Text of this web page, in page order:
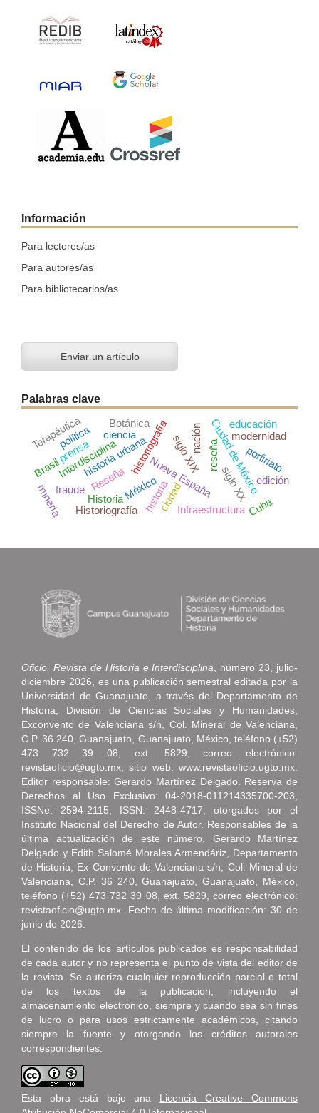
Información
Para lectores/as
Para autores/as
Para bibliotecarios/as
Enviar un artículo
Palabras clave
México
Historia
historiografíasiglo XIX
Nueva España
historia urbana
historia
reseña
Ciudad de México
Reseña
Interdisciplina
ciencia
siglo XX
prensa
fraude ciudadInfraestructura
minería
porfiriato
Historiografía
modernidad
política
Brasil
edición
Terapéutica
Cuba
nación educación
Botánica
Oficio. Revista de Historia e Interdisciplina, número 23, julio-
diciembre 2026, es una publicación semestral editada por la
Universidad de Guanajuato, a través del Departamento de
Historia, División de Ciencias Sociales y Humanidades,
Exconvento de Valenciana s/n, Col. Mineral de Valenciana,
C.P. 36 240, Guanajuato, Guanajuato, México, teléfono (+52)
473 732 39 08, ext. 5829, correo electrónico:
revistaoficio@ugto.mx, sitio web: www.revistaoficio.ugto.mx.
Editor responsable: Gerardo Martínez Delgado. Reserva de
Derechos al Uso Exclusivo: 04-2018-011214335700-203,
ISSNe: 2594-2115, ISSN: 2448-4717, otorgados por el
Instituto Nacional del Derecho de Autor. Responsables de la
última actualización de este número, Gerardo Martínez
Delgado y Edith Salomé Morales Armendáriz, Departamento
de Historia, Ex Convento de Valenciana s/n, Col. Mineral de
Valenciana, C.P. 36 240, Guanajuato, Guanajuato, México,
teléfono (+52) 473 732 39 08, ext. 5829, correo electrónico:
revistaoficio@ugto.mx. Fecha de última modificación: 30 de
junio de 2026.
El contenido de los artículos publicados es responsabilidad
de cada autor y no representa el punto de vista del editor de
la revista. Se autoriza cualquier reproducción parcial o total
de los textos de la publicación, incluyendo el
almacenamiento electrónico, siempre y cuando sea sin fines
de lucro o para usos estrictamente académicos, citando
siempre la fuente y otorgando los créditos autorales
correspondientes.
Esta obra está bajo una Licencia Creative Commons